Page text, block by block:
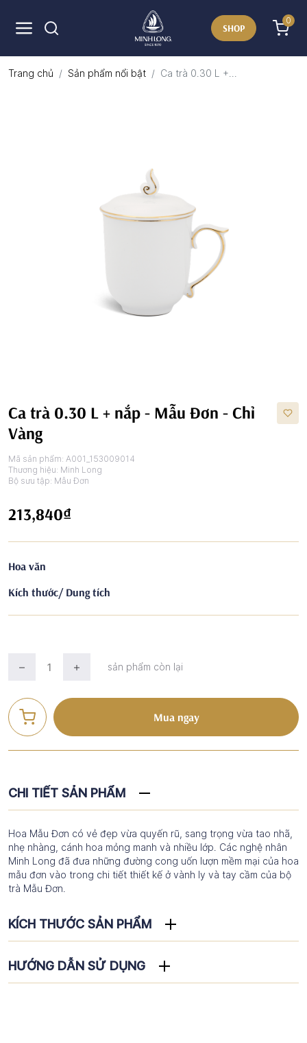
SHOP
0
Trang chủ Sản phẩm nổi bật Ca trà 0.30 L +...
Ca trà 0.30 L + nắp - Mẫu Đơn - Chỉ
Vàng
Mã sản phẩm: A001_153009014
Thương hiệu: Minh Long
Bộ sưu tập: Mẫu Đơn
213,840₫
Hoa văn
Kích thước/ Dung tích
sản phẩm còn lại
Mua ngay
CHI TIẾT SẢN PHẨM
Hoa Mẫu Đơn có vẻ đẹp vừa quyến rũ, sang trọng vừa tao nhã,
nhẹ nhàng, cánh hoa mỏng manh và nhiều lớp. Các nghệ nhân
Minh Long đã đưa những đường cong uốn lượn mềm mại của hoa
mẫu đơn vào trong chi tiết thiết kế ở vành ly và tay cầm của bộ
trà Mẫu Đơn.
KÍCH THƯỚC SẢN PHẨM
HƯỚNG DẪN SỬ DỤNG